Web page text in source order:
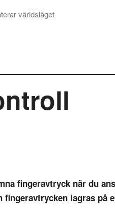
världsläget
fingeravtryck när du
fingeravtrycken lagras på